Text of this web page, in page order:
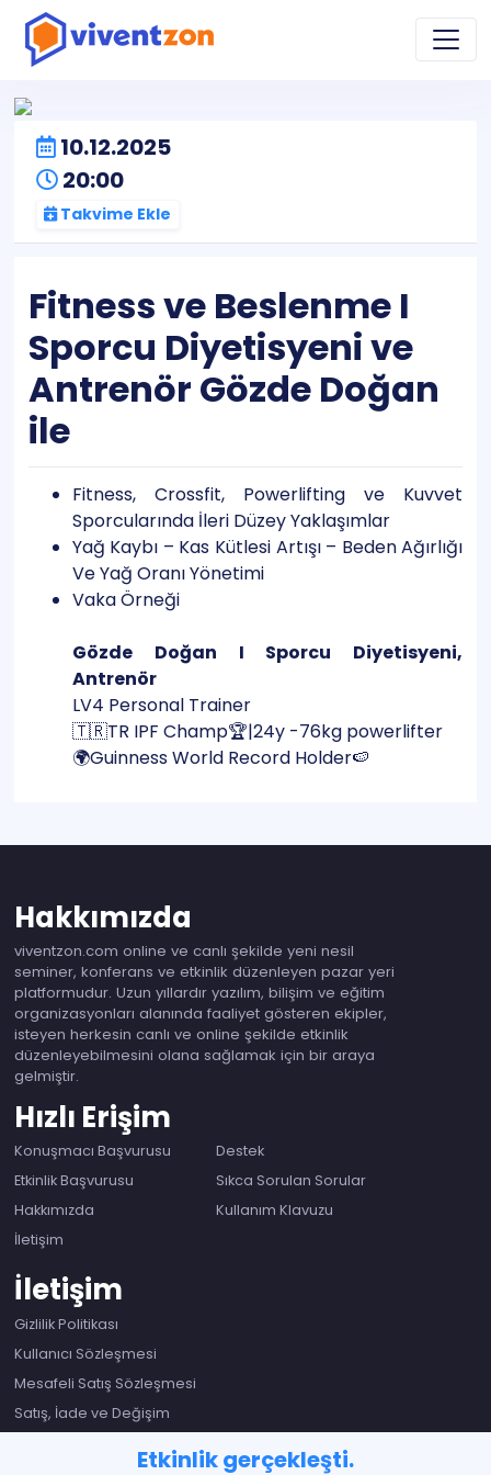
10.12.2025
20:00
Takvime Ekle
Fitness ve Beslenme I
Sporcu Diyetisyeni ve
Antrenör Gözde Doğan
ile
Fitness, Crossfit, Powerlifting ve Kuvvet
Sporcularında İleri Düzey Yaklaşımlar
Yağ Kaybı – Kas Kütlesi Artışı – Beden Ağırlığı
Ve Yağ Oranı Yönetimi
Vaka Örneği
Gözde Doğan I Sporcu Diyetisyeni,
Antrenör
LV4 Personal Trainer
🇹🇷TR IPF Champ🏆|24y -76kg powerlifter
🌍Guinness World Record Holder🍉
Etkinlik gerçekleşti.
Hakkımızda
viventzon.com online ve canlı şekilde yeni nesil
seminer, konferans ve etkinlik düzenleyen pazar yeri
platformudur. Uzun yıllardır yazılım, bilişim ve eğitim
organizasyonları alanında faaliyet gösteren ekipler,
isteyen herkesin canlı ve online şekilde etkinlik
düzenleyebilmesini olana sağlamak için bir araya
gelmiştir.
Hızlı Erişim
Konuşmacı Başvurusu
Etkinlik Başvurusu
Hakkımızda
İletişim
Destek
Sıkca Sorulan Sorular
Kullanım Klavuzu
İletişim
Gizlilik Politikası
Kullanıcı Sözleşmesi
Mesafeli Satış Sözleşmesi
Satış, İade ve Değişim